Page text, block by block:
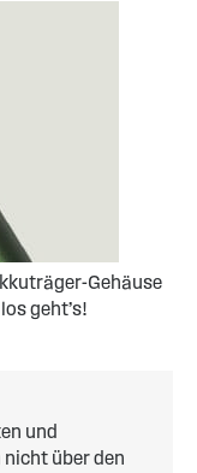
Gehäuse
geht’s!
und
über den